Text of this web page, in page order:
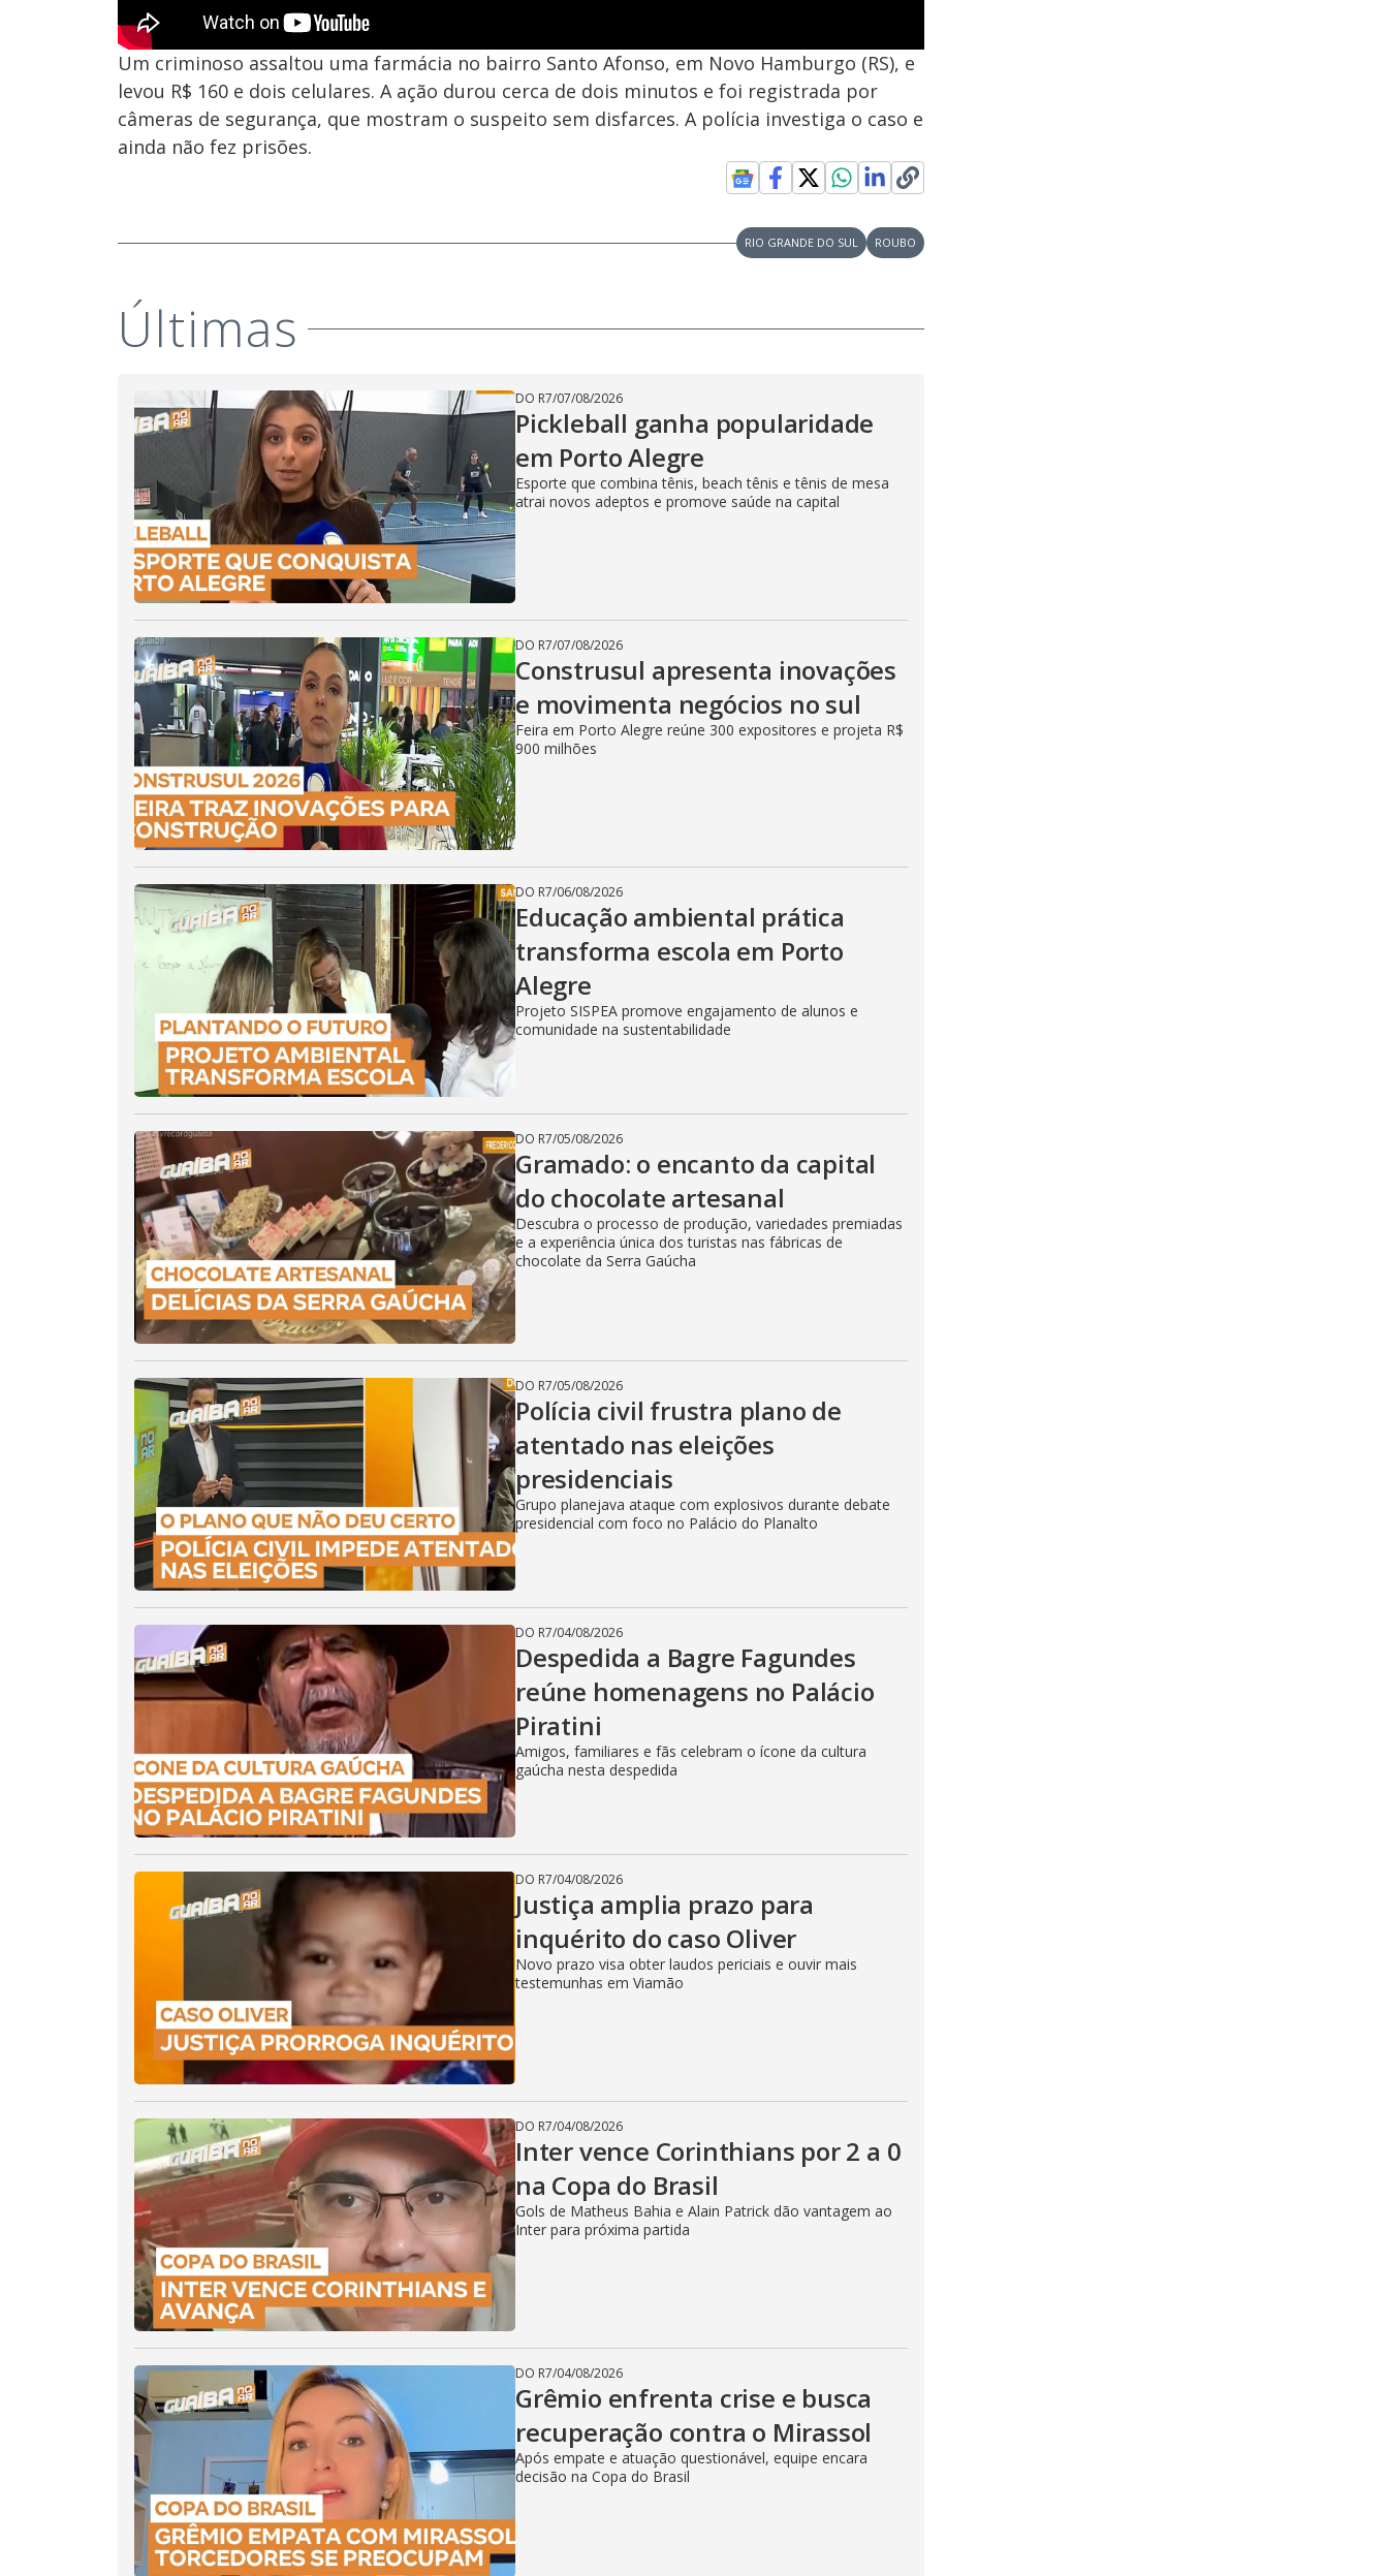
Um criminoso assaltou uma farmácia no bairro Santo Afonso, em Novo Hamburgo (RS), e
levou R$ 160 e dois celulares. A ação durou cerca de dois minutos e foi registrada por
câmeras de segurança, que mostram o suspeito sem disfarces. A polícia investiga o caso e
ainda não fez prisões.
RIO GRANDE DO SUL ROUBO
Últimas
DO R7/07/08/2026
Pickleball ganha popularidade
em Porto Alegre
Esporte que combina tênis, beach tênis e tênis de mesa
atrai novos adeptos e promove saúde na capital
DO R7/07/08/2026
Construsul apresenta inovações
e movimenta negócios no sul
Feira em Porto Alegre reúne 300 expositores e projeta R$
900 milhões
DO R7/06/08/2026
Educação ambiental prática
transforma escola em Porto
Alegre
Projeto SISPEA promove engajamento de alunos e
comunidade na sustentabilidade
DO R7/05/08/2026
Gramado: o encanto da capital
do chocolate artesanal
Descubra o processo de produção, variedades premiadas
e a experiência única dos turistas nas fábricas de
chocolate da Serra Gaúcha
DO R7/05/08/2026
Polícia civil frustra plano de
atentado nas eleições
presidenciais
Grupo planejava ataque com explosivos durante debate
presidencial com foco no Palácio do Planalto
DO R7/04/08/2026
Despedida a Bagre Fagundes
reúne homenagens no Palácio
Piratini
Amigos, familiares e fãs celebram o ícone da cultura
gaúcha nesta despedida
DO R7/04/08/2026
Justiça amplia prazo para
inquérito do caso Oliver
Novo prazo visa obter laudos periciais e ouvir mais
testemunhas em Viamão
DO R7/04/08/2026
Inter vence Corinthians por 2 a 0
na Copa do Brasil
Gols de Matheus Bahia e Alain Patrick dão vantagem ao
Inter para próxima partida
DO R7/04/08/2026
Grêmio enfrenta crise e busca
recuperação contra o Mirassol
Após empate e atuação questionável, equipe encara
decisão na Copa do Brasil